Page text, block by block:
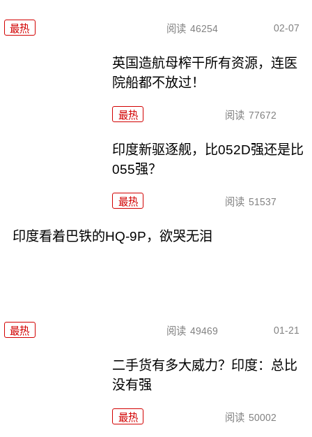
最热 阅读 46254 02-07
英国造航母榨干所有资源，连医
院船都不放过！
最热 阅读 77672
印度新驱逐舰，比052D强还是比
055强？
最热 阅读 51537
印度看着巴铁的HQ-9P，欲哭无泪
最热 阅读 49469 01-21
二手货有多大威力？印度：总比
没有强
最热 阅读 50002